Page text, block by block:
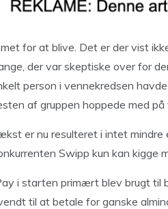
for at blive. Det er der vist
der var skeptiske over for
person i vennekredsen
af gruppen hoppede med på
er nu resulteret i intet mindre
Swipp kun kan kigge
i starten primært blev brugt til
til at betale for ganske